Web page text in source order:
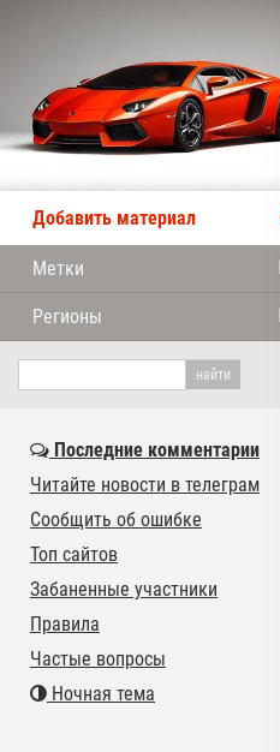
Добавить материал
Метки
Регионы
Последние комментарии
Читайте новости в телеграм
Сообщить об ошибке
Топ сайтов
Забаненные участники
Правила
Частые вопросы
Ночная тема